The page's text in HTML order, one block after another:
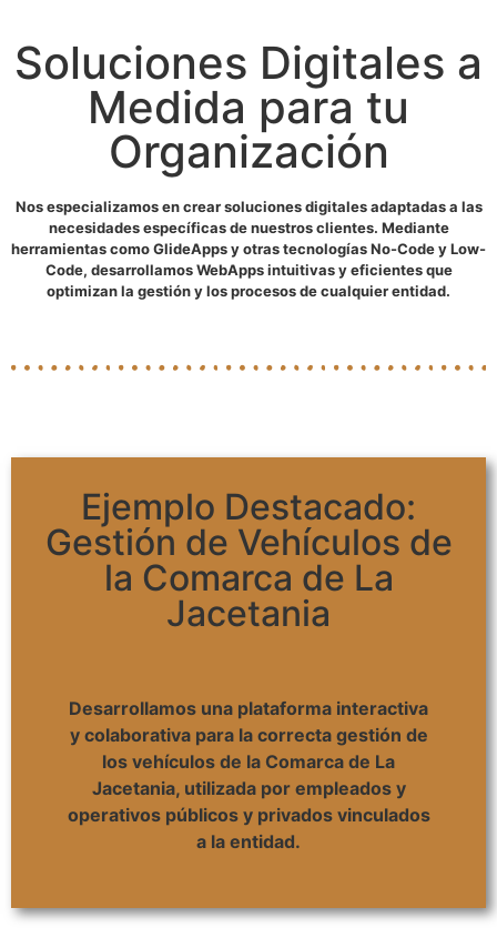
Soluciones Digitales a
Medida para tu
Organización
Nos especializamos en crear soluciones digitales adaptadas a las
necesidades específicas de nuestros clientes. Mediante
herramientas como GlideApps y otras tecnologías No-Code y Low-
Code, desarrollamos WebApps intuitivas y eficientes que
optimizan la gestión y los procesos de cualquier entidad.
Ejemplo Destacado:
Gestión de Vehículos de
la Comarca de La
Jacetania
Desarrollamos una plataforma interactiva
y colaborativa para la correcta gestión de
los vehículos de la Comarca de La
Jacetania, utilizada por empleados y
operativos públicos y privados vinculados
a la entidad.